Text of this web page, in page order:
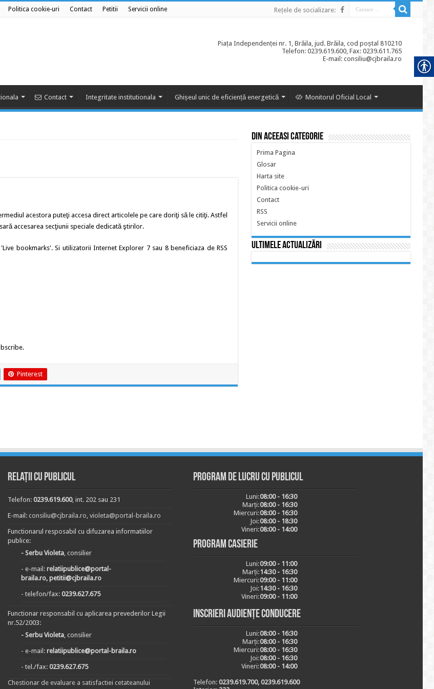
Politica cookie-uri Contact Petitii Servicii online Rețele de socializare:
Piața Independenței nr. 1, Brăila, jud. Brăila, cod poștal 810210
Telefon: 0239.619.600, Fax: 0239.611.765
E-mail: consiliu@cjbraila.ro
Contact Integritate institutionala Ghișeul unic de eficiență energetică Monitorul Oficial Local
acestora puteţi accesa direct articolele pe care doriţi să le citiţi. Astfel
accesarea secţiunii speciale dedicată ştirilor.
bookmarks'. Si utilizatorii Internet Explorer 7 sau 8 beneficiaza de RSS
Pinterest
Din aceeasi categorie
Prima Pagina
Glosar
Harta site
Politica cookie-uri
Contact
RSS
Servicii online
Ultimele actualizări
Relații cu publicul
Telefon: 0239.619.600, int. 202 sau 231
E-mail: consiliu@cjbraila.ro, violeta@portal-braila.ro
Functionarul resposabil cu difuzarea informatiilor
publice:
- Serbu Violeta, consilier
- e-mail: relatiipublice@portal-
braila.ro, petitii@cjbraila.ro
- telefon/fax: 0239.627.675
Functionar responsabil cu aplicarea prevederilor Legii
nr.52/2003:
- Serbu Violeta, consilier
- e-mail: relatiipublice@portal-braila.ro
- tel./fax: 0239.627.675
Chestionar de evaluare a satisfactiei cetateanului
Program de lucru cu publicul
Luni:08:00 - 16:30
Marți:08:00 - 16:30
Miercuri:08:00 - 16:30
Joi:08:00 - 18:30
Vineri:08:00 - 14:00
Program casierie
Luni:09:00 - 11:00
Marți:14:30 - 16:30
Miercuri:09:00 - 11:00
Joi:14:30 - 16:30
Vineri:09:00 - 11:00
Inscrieri audiențe conducere
Luni:08:00 - 16:30
Marți:08:00 - 16:30
Miercuri:08:00 - 16:30
Joi:08:00 - 16:30
Vineri:08:00 - 14:00
Telefon: 0239.619.700, 0239.619.600